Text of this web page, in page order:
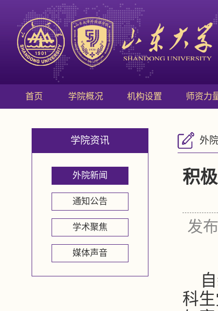
首页 学院概况 机构设置 师资力
学院资讯
外院新闻
通知公告
学术聚焦
媒体声音
外
积
发
科